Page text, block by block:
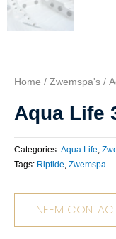
Home / Zwemspa's /
Aqua Life
Categories: Aqua Life
Tags: Riptide Zwemspa
NEEM